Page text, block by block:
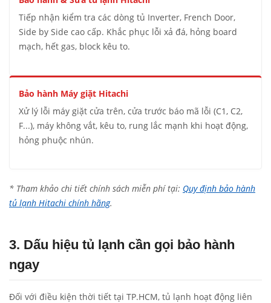
Tiếp nhận kiểm tra các dòng tủ Inverter, French Door,
Side by Side cao cấp. Khắc phục lỗi xả đá, hỏng board
mạch, hết gas, block kêu to.
Bảo hành Máy giặt Hitachi
Xử lý lỗi máy giặt cửa trên, cửa trước báo mã lỗi (C1, C2,
F...), máy không vắt, kêu to, rung lắc mạnh khi hoạt động,
hỏng phuộc nhún.
* Tham khảo chi tiết chính sách miễn phí tại: Quy định bảo hành
tủ lạnh Hitachi chính hãng.
3. Dấu hiệu tủ lạnh cần gọi bảo hành
ngay
Đối với điều kiện thời tiết tại TP.HCM, tủ lạnh hoạt động liên